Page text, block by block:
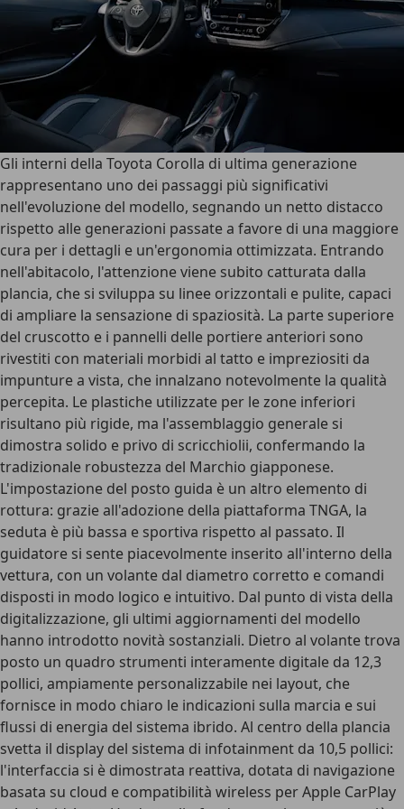
Gli interni della Toyota Corolla di ultima generazione
rappresentano uno dei passaggi più significativi
nell'evoluzione del modello, segnando un netto distacco
rispetto alle generazioni passate a favore di una maggiore
cura per i dettagli e un'ergonomia ottimizzata. Entrando
nell'abitacolo, l'attenzione viene subito catturata dalla
plancia, che si sviluppa su linee orizzontali e pulite, capaci
di ampliare la sensazione di spaziosità. La parte superiore
del cruscotto e i pannelli delle portiere anteriori sono
rivestiti con materiali morbidi al tatto e impreziositi da
impunture a vista, che innalzano notevolmente la qualità
percepita. Le plastiche utilizzate per le zone inferiori
risultano più rigide, ma l'assemblaggio generale si
dimostra solido e privo di scricchiolii, confermando la
tradizionale robustezza del Marchio giapponese.
L'impostazione del posto guida è un altro elemento di
rottura: grazie all'adozione della piattaforma TNGA, la
seduta è più bassa e sportiva rispetto al passato. Il
guidatore si sente piacevolmente inserito all'interno della
vettura, con un volante dal diametro corretto e comandi
disposti in modo logico e intuitivo. Dal punto di vista della
digitalizzazione, gli ultimi aggiornamenti del modello
hanno introdotto novità sostanziali. Dietro al volante trova
posto un quadro strumenti interamente digitale da 12,3
pollici, ampiamente personalizzabile nei layout, che
fornisce in modo chiaro le indicazioni sulla marcia e sui
flussi di energia del sistema ibrido. Al centro della plancia
svetta il display del sistema di infotainment da 10,5 pollici:
l'interfaccia si è dimostrata reattiva, dotata di navigazione
basata su cloud e compatibilità wireless per Apple CarPlay